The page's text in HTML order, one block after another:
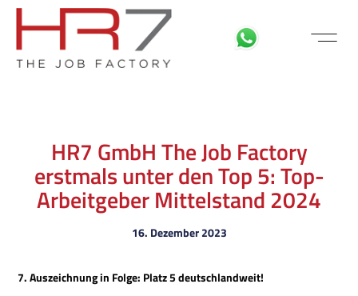
HR7 GmbH The Job Factory
erstmals unter den Top 5: Top-
Arbeitgeber Mittelstand 2024
16. Dezember 2023
7. Auszeichnung in Folge: Platz 5 deutschlandweit!